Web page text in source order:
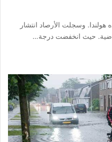
وسجلت الأرصاد انتشار
حيث انخفضت درجة…